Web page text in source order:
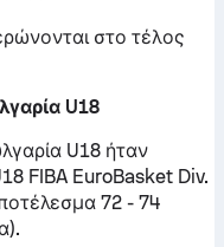
στο τέλος
U18
U18 ήταν
FIBA EuroBasket Div.
72 - 74